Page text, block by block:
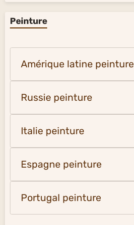
Peinture
Amérique latine peinture
Russie peinture
Italie peinture
Espagne peinture
Portugal peinture